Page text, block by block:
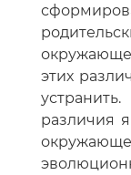
этих
различия